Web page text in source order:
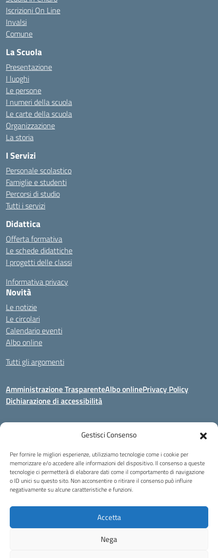
Gestisci Consenso
Per fornire le migliori esperienze, utilizziamo tecnologie come i cookie per
memorizzare e/o accedere alle informazioni del dispositivo. Il consenso a queste
tecnologie ci permetterà di elaborare dati come il comportamento di navigazione
o ID unici su questo sito. Non acconsentire o ritirare il consenso può influire
negativamente su alcune caratteristiche e funzioni.
Accetta
Nega
Iscrizioni On Line
Invalsi
Comune
La Scuola
Presentazione
I luoghi
Le persone
I numeri della scuola
Le carte della scuola
Organizzazione
La storia
I Servizi
Personale scolastico
Famiglie e studenti
Percorsi di studio
Tutti i servizi
Didattica
Offerta formativa
Le schede didattiche
I progetti delle classi
Informativa privacy
Novità
Le notizie
Le circolari
Calendario eventi
Albo online
Tutti gli argomenti
Amministrazione TrasparenteAlbo onlinePrivacy Policy
Dichiarazione di accessibilità
Via Corridoni 34/36 Milano
Posta elettronica certificata (PEC):miic8de001@pec.istruzione.it
Codice fiscale: 80124970155
Istituto Omnicomprensivo Musicale Statale
Via Corridoni 34/36 Milano | Tel. 02 88446647 Fax 02-88.440.328
miic8de001@istruzione.it | miic8de001@pec.istruzione.it
C.F. 80124970155